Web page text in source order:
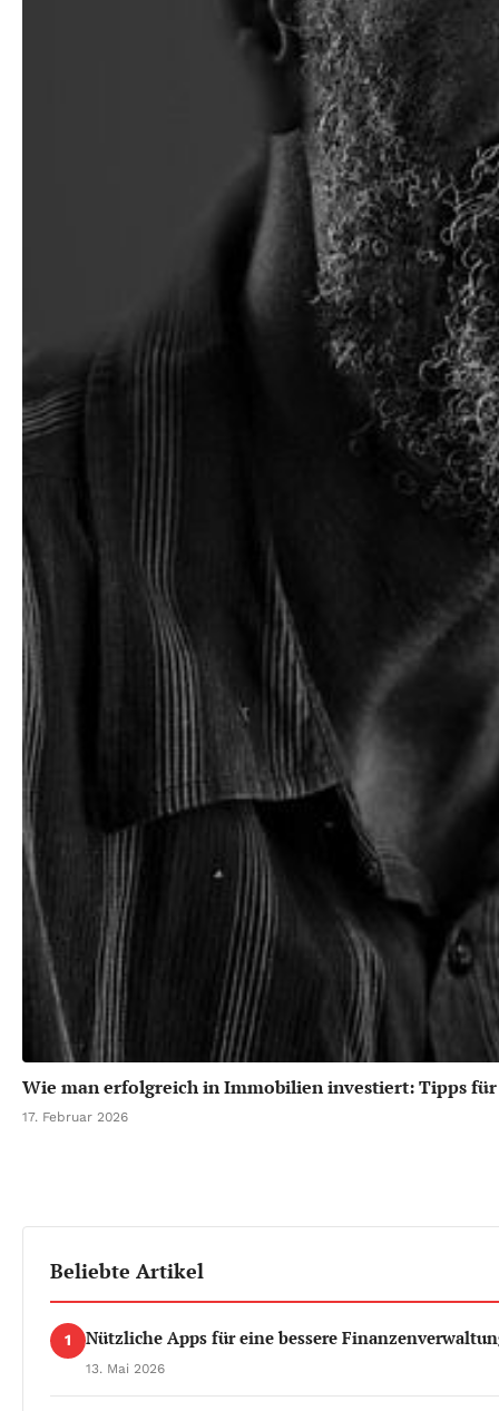
Wie man erfolgreich in Immobilien investiert: Tipps
17. Februar 2026
Beliebte Artikel
1 Nützliche Apps für eine bessere
13. Mai 2026